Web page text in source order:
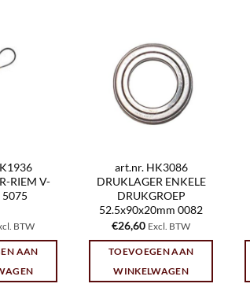
RIEM V-
5075
BTW
AAN
art.nr. HK3086
DRUKLAGER ENKELE
DRUKGROEP
52.5x90x20mm 0082
€26,60 Excl. BTW
TOEVOEGEN AAN
WINKELWAGEN